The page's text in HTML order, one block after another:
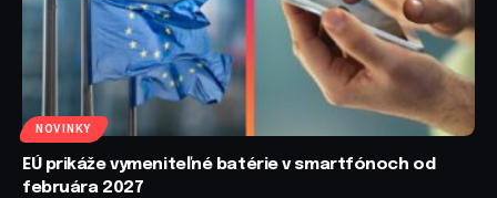
NOVINKY
EÚ prikáže vymeniteľné batérie v smartfónoch od
februára 2027